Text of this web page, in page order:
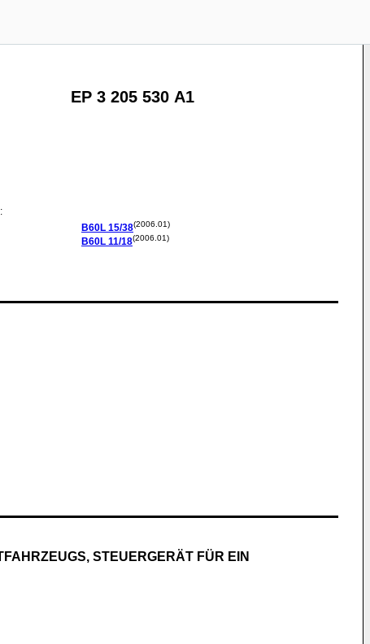
EP 3 205 530 A1
B60L 15/38(2006.01)
B60L 11/18(2006.01)
STEUERGERÄT FÜR EIN